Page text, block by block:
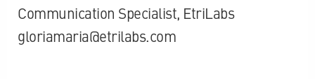
Communication Specialist, EtriLabs
gloriamaria@etrilabs.com